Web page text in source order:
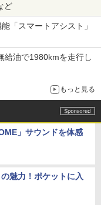
ど
「スマートアシスト」
給油で1980kmを走行し
もっと見る
」サウンドを体感
魅力！ポケットに入